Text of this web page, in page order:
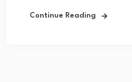
Continue Reading